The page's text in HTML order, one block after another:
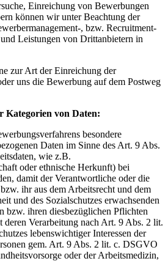
Einreichung von Bewerbungen
können wir unter Beachtung der
, bzw. Recruitment-
Leistungen von Drittanbietern in
zur Art der Einreichung der
uns die Bewerbung auf dem Postweg
Kategorien von Daten:
besondere
Daten im Sinne des Art. 9 Abs.
wie z.B.
oder ethnische Herkunft) bei
damit der Verantwortliche oder die
ihr aus dem Arbeitsrecht und dem
und des Sozialschutzes erwachsenden
bzw. ihren diesbezüglichen Pflichten
deren Verarbeitung nach Art. 9 Abs. 2 lit.
lebenswichtiger Interessen der
gem. Art. 9 Abs. 2 lit. c. DSGVO
oder der Arbeitsmedizin,